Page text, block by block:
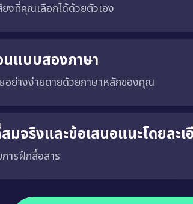
ยงที่คุณเลือกได้ด้วยตัวเอง
นแบบสองภาษา
อย่างง่ายดายด้วยภาษาหลักของคุณ
มจริงและข้อเสนอแนะโดยละเ
ารฝึกสื่อสาร